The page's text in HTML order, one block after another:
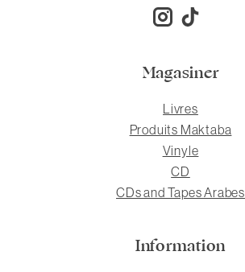
Magasiner
Livres
Produits Maktaba
Vinyle
CD
CDs and Tapes Arabes
Information